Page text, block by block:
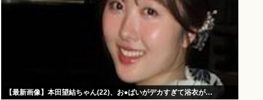
【最新画像】本田望結ちゃん(22)、お●ぱいがデカすぎて浴衣が…